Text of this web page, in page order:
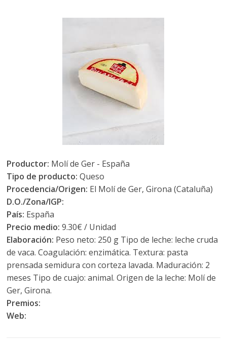
Productor: Molí de Ger - España
Tipo de producto:Queso
Procedencia/Origen: El Molí de Ger, Girona (Cataluña)
D.O./Zona/IGP:
País: España
Precio medio: 9.30€ / Unidad
Elaboración: Peso neto: 250 g Tipo de leche: leche cruda
de vaca. Coagulación: enzimática. Textura: pasta
prensada semidura con corteza lavada. Maduración: 2
meses Tipo de cuajo: animal. Origen de la leche: Molí de
Ger, Girona.
Premios:
Web: